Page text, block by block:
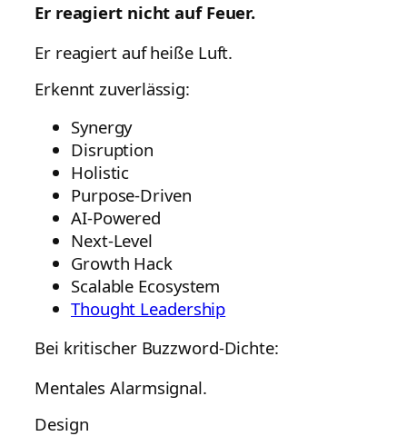
Er reagiert nicht auf Feuer.
Er reagiert auf heiße Luft.
Erkennt zuverlässig:
Synergy
Disruption
Holistic
Purpose-Driven
AI-Powered
Next-Level
Growth Hack
Scalable Ecosystem
Thought Leadership
Bei kritischer Buzzword-Dichte:
Mentales Alarmsignal.
Design